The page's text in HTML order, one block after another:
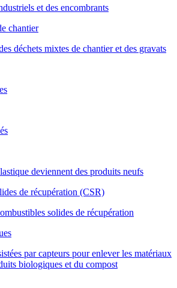
et des encombrants
chantier
déchets mixtes de chantier et des gravats
deviennent des produits neufs
de récupération (CSR)
solides de récupération
par capteurs pour enlever les matériaux
biologiques et du compost